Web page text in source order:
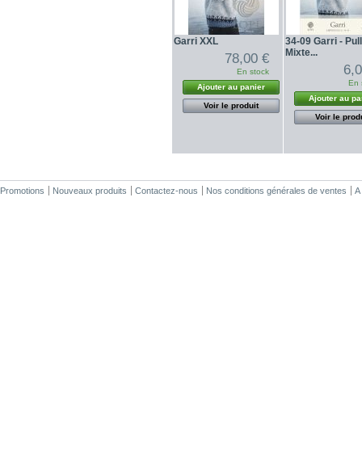
Garri XXL
78,00 €
En stock
Ajouter au panier
Voir le produit
34-09 Garri - Pull
Mixte...
En
Ajouter au
Voir le
Promotions Nouveaux produits Contactez-nous Nos conditions générales de ventes A